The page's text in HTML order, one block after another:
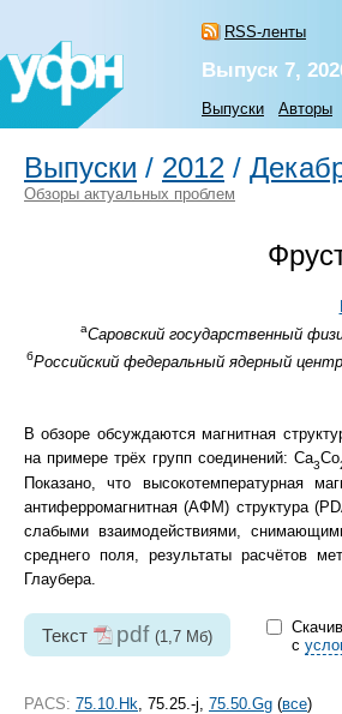
RSS-ленты
Выпуск 7,
Выпуски Авторы
Выпуски / 2012 /
Обзоры актуальных проблем
аСаровский государственный
бРоссийский федеральный ядерный
В обзоре обсуждаются магнитная
на примере трёх групп соединений: Ca3Co
Показано, что высокотемпературная
антиферромагнитная (АФМ) структура
слабыми взаимодействиями,
среднего поля, результаты расчётов
Глаубера.
Текст pdf (1,7 Мб)
с
PACS: 75.10.Hk , 75.25.-j, 75.50.Gg (все)